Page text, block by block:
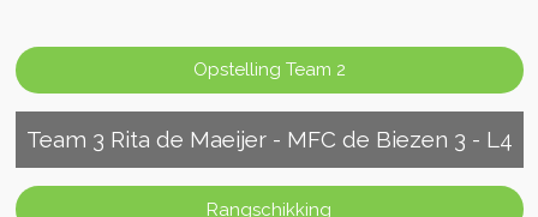
Opstelling Team 2
Team 3 Rita de Maeijer - MFC de Biezen 3 - L4
Rangschikking